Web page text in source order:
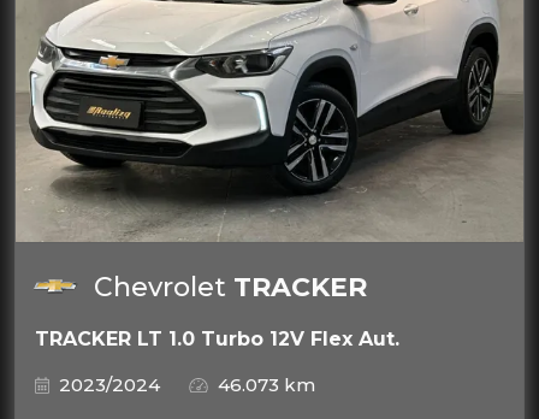
Chevrolet TRACKER
TRACKER LT 1.0 Turbo 12V Flex Aut.
2023/2024
46.073 km